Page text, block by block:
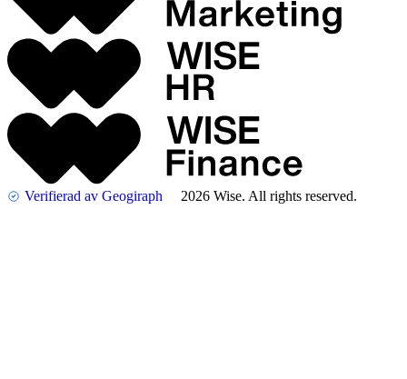
Verifierad av Geogiraph 2026 Wise. All rights reserved.